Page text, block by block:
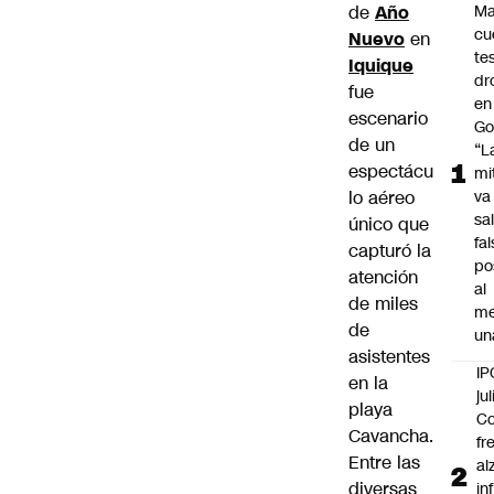
de Año
Nuevo en
Iquique
fue
escenario
de un
espectácu
lo aéreo
único que
capturó la
atención
de miles
de
asistentes
en la
playa
Cavancha.
Entre las
diversas
al